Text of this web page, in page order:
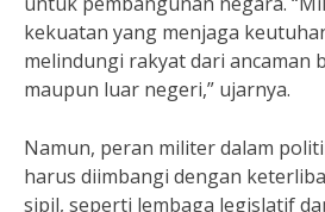
kekuatan yang menjaga
melindungi rakyat dari ancaman
maupun luar negeri,” ujarnya.
Namun, peran militer dalam
harus diimbangi dengan
sipil, seperti lembaga legislatif